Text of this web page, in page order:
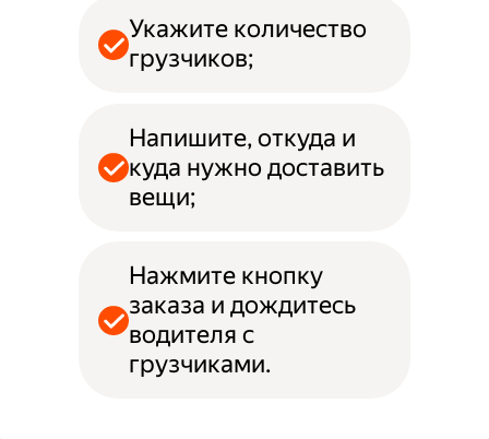
Укажите количество
грузчиков;
Напишите, откуда и
куда нужно доставить
вещи;
Нажмите кнопку
заказа и дождитесь
водителя с
грузчиками.